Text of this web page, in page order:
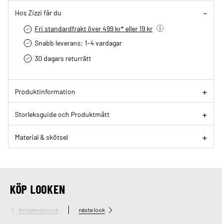
Hos Zizzi får du
Fri standardfrakt över 499 kr* eller 19 kr
Snabb leverans: 1-4 vardagar
30 dagars returrätt­
Produktinformation
Storleksguide och Produktmått
Material & skötsel
KÖP LOOKEN
föregående look nästa look